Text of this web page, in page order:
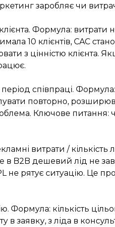
заробляє чи
Формула: витрати
10 клієнтів, CAC
з цінністю клієнта.
співпраці.
повторно,
Ключове питання:
витрати / кількість
в B2B дешевий лід не
рятує ситуацію. Це
кількість
заявку, з ліда в